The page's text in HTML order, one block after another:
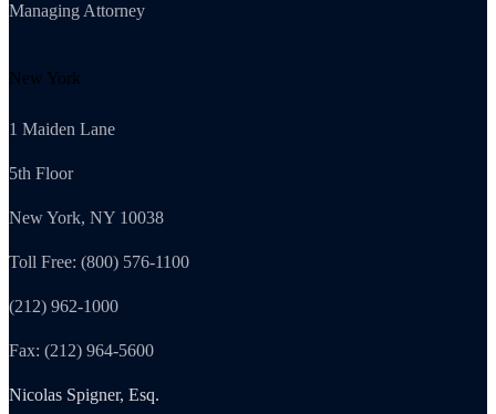
Managing Attorney
New York
1 Maiden Lane
5th Floor
New York, NY 10038
Toll Free: (800) 576-1100
(212) 962-1000
Fax: (212) 964-5600
Nicolas Spigner, Esq.